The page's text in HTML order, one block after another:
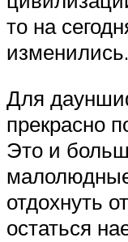
то на
изменились.
Для
прекрасно
Это и
отдохнуть
остаться